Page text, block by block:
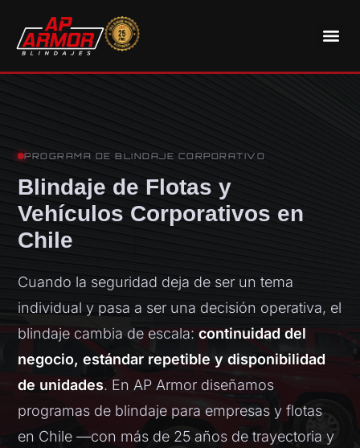
PROGRAMA DE BLINDAJE CORPORATIVO
Blindaje de Flotas y
Vehículos Corporativos en
Chile
Cuando la seguridad deja de ser un tema
individual y pasa a ser una decisión operativa, el
blindaje cambia de escala: continuidad del
negocio, estándar repetible y disponibilidad
de unidades. En AP Armor diseñamos
programas de blindaje para empresas y flotas
en Chile —con más de 25 años de trayectoria y